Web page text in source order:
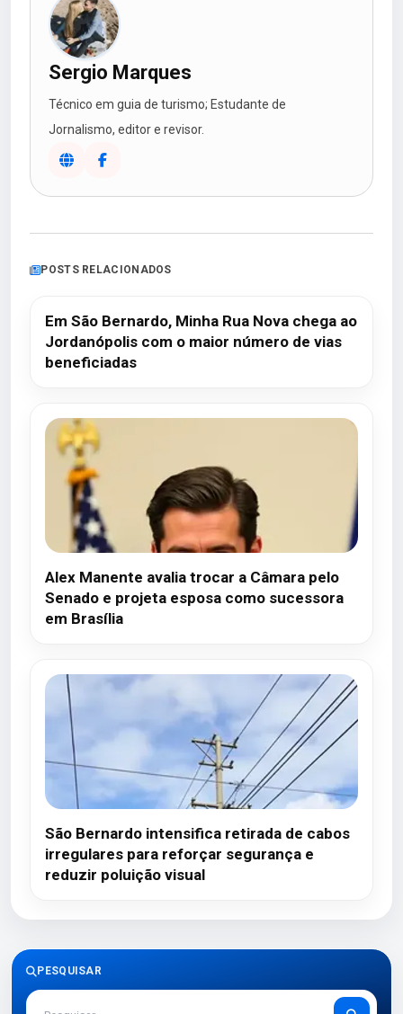
Sergio Marques
Técnico em guia de turismo; Estudante de
Jornalismo, editor e revisor.
POSTS RELACIONADOS
Em São Bernardo, Minha Rua Nova chega ao
Jordanópolis com o maior número de vias
beneficiadas
Alex Manente avalia trocar a Câmara pelo
Senado e projeta esposa como sucessora
em Brasília
São Bernardo intensifica retirada de cabos
irregulares para reforçar segurança e
reduzir poluição visual
PESQUISAR